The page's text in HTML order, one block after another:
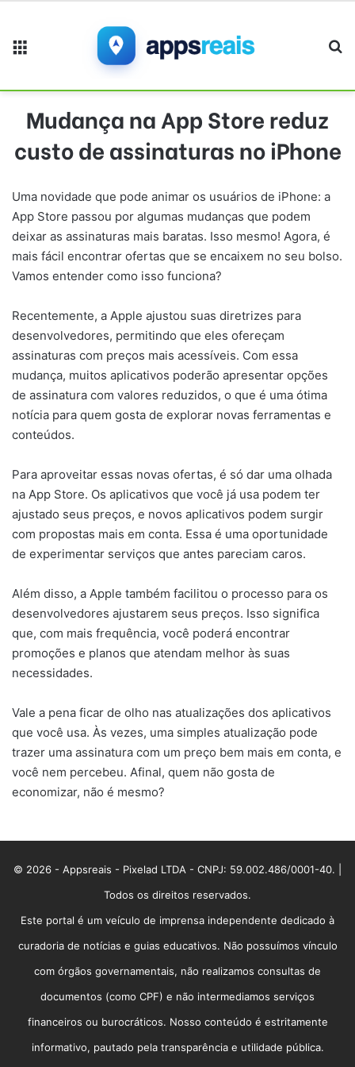
Mudança na App Store reduz
custo de assinaturas no iPhone
Uma novidade que pode animar os usuários de iPhone: a
App Store passou por algumas mudanças que podem
deixar as assinaturas mais baratas. Isso mesmo! Agora, é
mais fácil encontrar ofertas que se encaixem no seu bolso.
Vamos entender como isso funciona?
Recentemente, a Apple ajustou suas diretrizes para
desenvolvedores, permitindo que eles ofereçam
assinaturas com preços mais acessíveis. Com essa
mudança, muitos aplicativos poderão apresentar opções
de assinatura com valores reduzidos, o que é uma ótima
notícia para quem gosta de explorar novas ferramentas e
conteúdos.
Para aproveitar essas novas ofertas, é só dar uma olhada
na App Store. Os aplicativos que você já usa podem ter
ajustado seus preços, e novos aplicativos podem surgir
com propostas mais em conta. Essa é uma oportunidade
de experimentar serviços que antes pareciam caros.
Além disso, a Apple também facilitou o processo para os
desenvolvedores ajustarem seus preços. Isso significa
que, com mais frequência, você poderá encontrar
promoções e planos que atendam melhor às suas
necessidades.
Vale a pena ficar de olho nas atualizações dos aplicativos
que você usa. Às vezes, uma simples atualização pode
trazer uma assinatura com um preço bem mais em conta, e
você nem percebeu. Afinal, quem não gosta de
economizar, não é mesmo?
© 2026 - Appsreais - Pixelad LTDA - CNPJ: 59.002.486/0001-40. |
Todos os direitos reservados.
Este portal é um veículo de imprensa independente dedicado à
curadoria de notícias e guias educativos. Não possuímos vínculo
com órgãos governamentais, não realizamos consultas de
documentos (como CPF) e não intermediamos serviços
financeiros ou burocráticos. Nosso conteúdo é estritamente
informativo, pautado pela transparência e utilidade pública.